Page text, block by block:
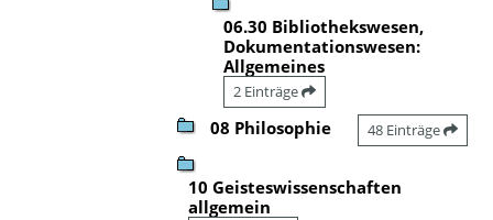
06.30 Bibliothekswesen,
Dokumentationswesen:
Allgemeines
2 Einträge
08 Philosophie 48 Einträge
10 Geisteswissenschaften
allgemein